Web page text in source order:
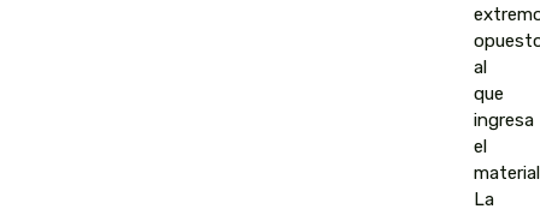
al
que
ingresa
el
La